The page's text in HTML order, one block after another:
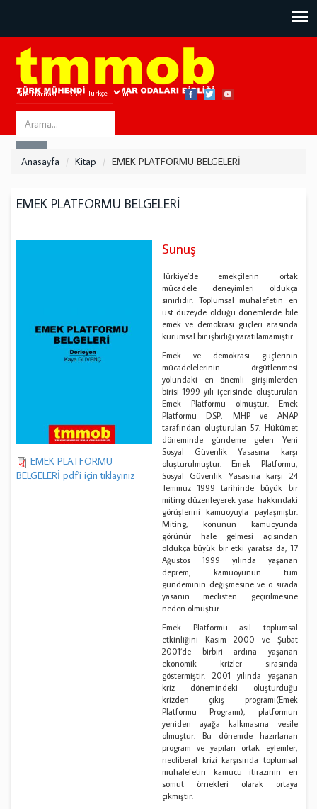
Site Haritası RSS Bize Ulaşın
Search
this
Anasayfa Kitap EMEK PLATFORMU BELGELERİ
EMEK PLATFORMU BELGELERİ
EMEK PLATFORMU
BELGELERİ pdf'i için tıklayınız
Sunuş
Türkiye’de emekçilerin ortak
mücadele deneyimleri oldukça
sınırlıdır. Toplumsal muhalefetin en
üst düzeyde olduğu dönemlerde bile
emek ve demokrasi güçleri arasında
kurumsal bir işbirliği yaratılamamıştır.
Emek ve demokrasi güçlerinin
mücadelelerinin örgütlenmesi
yolundaki en önemli girişimlerden
birisi 1999 yılı içerisinde oluşturulan
Emek Platformu olmuştur. Emek
Platformu DSP, MHP ve ANAP
tarafından oluşturulan 57. Hükümet
döneminde gündeme gelen Yeni
Sosyal Güvenlik Yasasına karşı
oluşturulmuştur. Emek Platformu,
Sosyal Güvenlik Yasasına karşı 24
Temmuz 1999 tarihinde büyük bir
miting düzenleyerek yasa hakkındaki
görüşlerini kamuoyuyla paylaşmıştır.
Miting, konunun kamuoyunda
görünür hale gelmesi açısından
oldukça büyük bir etki yaratsa da, 17
Ağustos 1999 yılında yaşanan
deprem, kamuoyunun tüm
gündeminin değişmesine ve o sırada
yasanın meclisten geçirilmesine
neden olmuştur.
Emek Platformu asıl toplumsal
etkinliğini Kasım 2000 ve Şubat
2001’de birbiri ardına yaşanan
ekonomik krizler sırasında
göstermiştir. 2001 yılında yaşanan
kriz dönemindeki oluşturduğu
krizden çıkış programı(Emek
Platformu Programı), platformun
yeniden ayağa kalkmasına vesile
olmuştur. Bu dönemde hazırlanan
program ve yapılan ortak eylemler,
neoliberal krizi karşısında toplumsal
muhalefetin kamucu itirazının en
somut örnekleri olarak ortaya
çıkmıştır.